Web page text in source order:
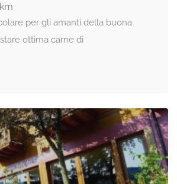
per gli amanti della buona
ottima carne di